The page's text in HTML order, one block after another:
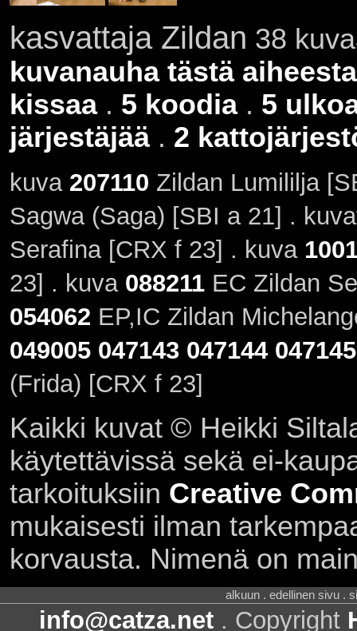
kasvattaja Zildan 38
kuvanauha tästä aiheesta
kissaa. 5 koodia. 5
järjestäjää. 2
kuva 207110 Zildan Lumililja
Sagwa (Saga) [SBI a 21] .
Serafina [CRX f 23] . kuva
23] . kuva 088211EC Zildan
054062 EP,IC Zildan
049005 047143 047144 047145
(Frida) [CRX f 23]
Kaikki kuvat © Heikki
käytettävissä sekä ei-
tarkoituksiin Creative
mukaisesti ilman
korvausta. Nimenä on
alkuun . edellinen sivu .
info@catza.net . Copyright